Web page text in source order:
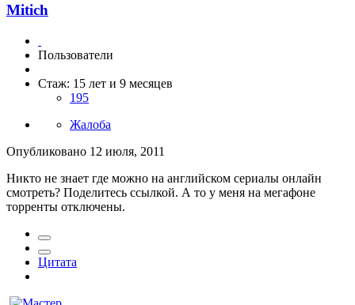
Mitich
Пользователи
Стаж: 15 лет и 9 месяцев
195
Жалоба
Опубликовано 12 июля, 2011
Никто не знает где можно на английском сериалы онлайн
смотреть? Поделитесь ссылкой. А то у меня на мегафоне
торренты отключены.
Цитата